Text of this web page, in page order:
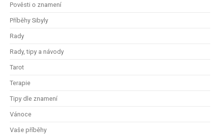
Pověsti o znamení
Příběhy Sibyly
Rady
Rady, tipy a návody
Tarot
Terapie
Tipy dle znamení
Vánoce
Vaše příběhy